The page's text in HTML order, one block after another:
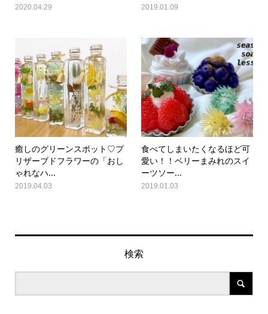
2020.04.29 2019.01.09
癒しのグリーンスポット♡プ
リザーブドフラワーの「おし
ゃれなハ...
2019.04.03
食べてしまいたくなるほど可
愛い！！ベリーまみれのスイ
ーツソー...
2019.01.03
検索